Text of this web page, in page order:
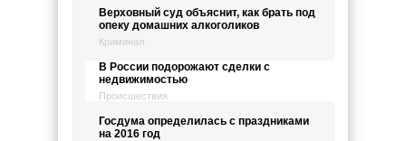
Верховный суд объяснит, как брать под
опеку домашних алкоголиков
Криминал
В России подорожают сделки с
недвижимостью
Происшествия
Госдума определилась с праздниками
на 2016 год